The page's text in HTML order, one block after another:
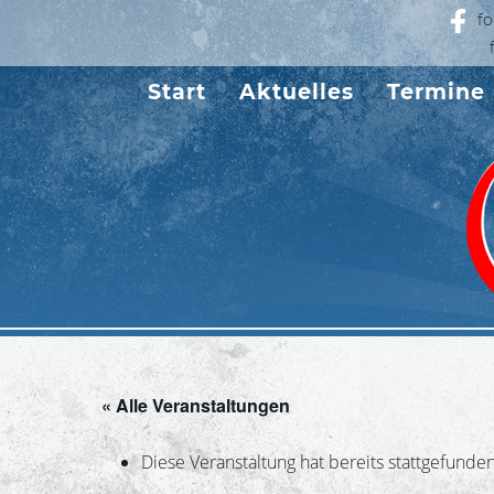
Start Aktuelles Termine
« Alle Veranstaltungen
Diese Veranstaltung hat bereits